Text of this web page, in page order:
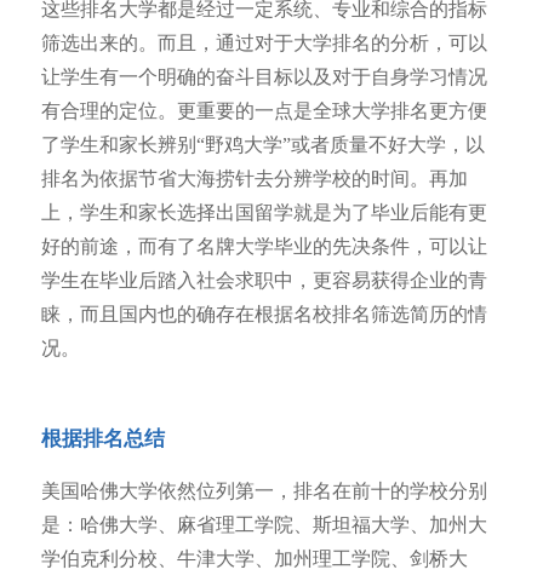
这些排名大学都是经过一定系统、专业和综合的指标
筛选出来的。而且，通过对于大学排名的分析，可以
让学生有一个明确的奋斗目标以及对于自身学习情况
有合理的定位。更重要的一点是全球大学排名更方便
了学生和家长辨别“野鸡大学”或者质量不好大学，以
排名为依据节省大海捞针去分辨学校的时间。再加
上，学生和家长选择出国留学就是为了毕业后能有更
好的前途，而有了名牌大学毕业的先决条件，可以让
学生在毕业后踏入社会求职中，更容易获得企业的青
睐，而且国内也的确存在根据名校排名筛选简历的情
况。
根据排名总结
美国哈佛大学依然位列第一，排名在前十的学校分别
是：哈佛大学、麻省理工学院、斯坦福大学、加州大
学伯克利分校、牛津大学、加州理工学院、剑桥大